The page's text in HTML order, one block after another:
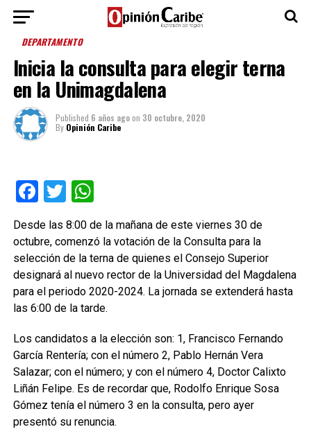
DEPARTAMENTO
Inicia la consulta para elegir terna
en la Unimagdalena
Published 6 años agoon 30 octubre, 2020
By Opinión Caribe
Facebook
TwitterWhatsApp
Desde las 8:00 de la mañana de este viernes 30 de
octubre, comenzó la votación de la Consulta para la
selección de la terna de quienes el Consejo Superior
designará al nuevo rector de la Universidad del Magdalena
para el periodo 2020-2024. La jornada se extenderá hasta
las 6:00 de la tarde.
Los candidatos a la elección son: 1, Francisco Fernando
García Rentería; con el número 2, Pablo Hernán Vera
Salazar; con el número; y con el número 4, Doctor Calixto
Liñán Felipe. Es de recordar que, Rodolfo Enrique Sosa
Gómez tenía el número 3 en la consulta, pero ayer
presentó su renuncia.